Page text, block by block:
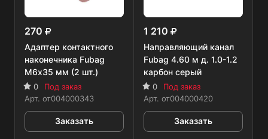
270
Адаптер контактного
наконечника Fubag
M6х35 мм (2 шт.)
0
Под заказ
Арт. от004000343
Заказать
1 210
Направляющий канал
Fubag 4.60 м д. 1.0-1.2
карбон серый
0
Под заказ
Арт. от004000420
Заказать